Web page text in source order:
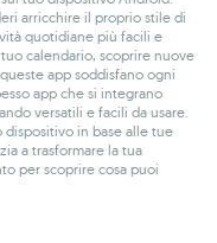
arricchire il proprio stile di
quotidiane più facili e
calendario, scoprire nuove
app soddisfano ogni
app che si integrano
versatili e facili da usare.
in base alle tue
a trasformare la tua
per scoprire cosa puoi